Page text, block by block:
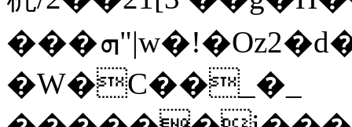
���ܗ"|w�!�Oz2�d���g�Ϸ���G�� �?
�W�C��_�_